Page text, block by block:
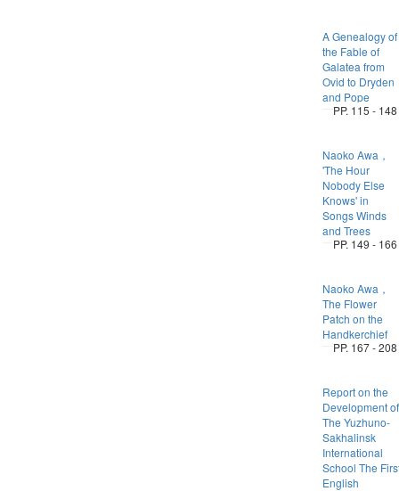
A Genealogy of
the Fable of
Galatea from
Ovid to Dryden
and Pope
PP. 115 - 148
Naoko Awa，
'The Hour
Nobody Else
Knows' in
Songs Winds
and Trees
PP. 149 - 166
Naoko Awa，
The Flower
Patch on the
Handkerchief
PP. 167 - 208
Report on the
Development of
The Yuzhuno-
Sakhalinsk
International
School The
English